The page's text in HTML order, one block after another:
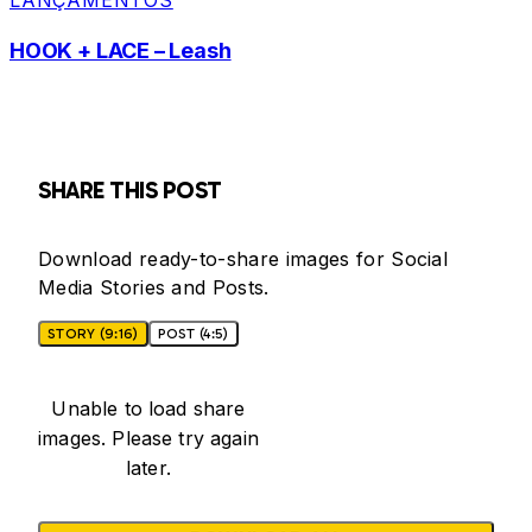
HOOK + LACE – Leash
SHARE THIS POST
Download ready-to-share images for Social
Media Stories and Posts.
STORY (9:16) POST (4:5)
Unable to load share
images. Please try again
later.